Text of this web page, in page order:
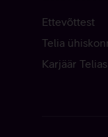
Ettevõttest
Telia
Karjäär Telias